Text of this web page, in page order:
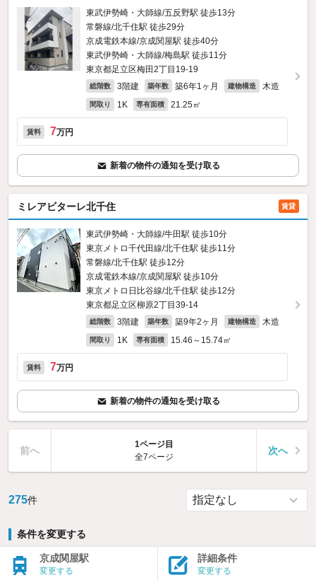
東武伊勢崎・大師線/五反野駅 徒歩13分
常磐線/北千住駅 徒歩29分
京成電鉄本線/京成関屋駅 徒歩40分
東武伊勢崎・大師線/梅島駅 徒歩11分
東京都足立区梅田2丁目19-19
総階数 3階建 築年数 築6年1ヶ月 建物構造 木造
間取り 1K 専有面積 21.25㎡
賃料 7万円
新着の物件の通知を受け取る
ミレアビターレ北千住 賃貸
東武伊勢崎・大師線/牛田駅 徒歩10分
東京メトロ千代田線/北千住駅 徒歩11分
常磐線/北千住駅 徒歩12分
京成電鉄本線/京成関屋駅 徒歩10分
東京メトロ日比谷線/北千住駅 徒歩12分
東京都足立区柳原2丁目39-14
総階数 3階建 築年数 築9年2ヶ月 建物構造 木造
間取り 1K 専有面積 15.46～15.74㎡
賃料 7万円
新着の物件の通知を受け取る
前へ
1ページ目
全7ページ
次へ
275件
条件を変更する
京成関屋駅
変更する
詳細条件
変更する